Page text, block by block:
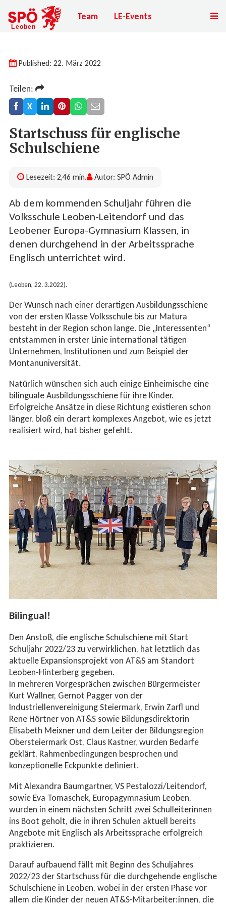
Team LE-Events
Published: 22. März 2022
Teilen:
X
Startschuss für englische
Schulschiene
Lesezeit: 2,46 min. Autor: SPÖ Admin
Ab dem kommenden Schuljahr führen die
Volksschule Leoben-Leitendorf und das
Leobener Europa-Gymnasium Klassen, in
denen durchgehend in der Arbeitssprache
Englisch unterrichtet wird.
(Leoben, 22. 3.2022).
Der Wunsch nach einer derartigen Ausbildungsschiene
von der ersten Klasse Volksschule bis zur Matura
besteht in der Region schon lange. Die „Interessenten“
entstammen in erster Linie international tätigen
Unternehmen, Institutionen und zum Beispiel der
Montanuniversität.
Natürlich wünschen sich auch einige Einheimische eine
bilinguale Ausbildungsschiene für ihre Kinder.
Erfolgreiche Ansätze in diese Richtung existieren schon
länger, bloß ein derart komplexes Angebot, wie es jetzt
realisiert wird, hat bisher gefehlt.
Bilingual!
Den Anstoß, die englische Schulschiene mit Start
Schuljahr 2022/23 zu verwirklichen, hat letztlich das
aktuelle Expansionsprojekt von AT&S am Standort
Leoben-Hinterberg gegeben.
In mehreren Vorgesprächen zwischen Bürgermeister
Kurt Wallner, Gernot Pagger von der
Industriellenvereinigung Steiermark, Erwin Zarfl und
Rene Hörtner von AT&S sowie Bildungsdirektorin
Elisabeth Meixner und dem Leiter der Bildungsregion
Obersteiermark Ost, Claus Kastner, wurden Bedarfe
geklärt, Rahmenbedingungen besprochen und
konzeptionelle Eckpunkte definiert.
Mit Alexandra Baumgartner, VS Pestalozzi/Leitendorf,
sowie Eva Tomaschek, Europagymnasium Leoben,
wurden in einem nächsten Schritt zwei Schulleiterinnen
ins Boot geholt, die in ihren Schulen aktuell bereits
Angebote mit Englisch als Arbeitssprache erfolgreich
praktizieren.
Darauf aufbauend fällt mit Beginn des Schuljahres
2022/23 der Startschuss für die durchgehende englische
Schulschiene in Leoben, wobei in der ersten Phase vor
allem die Kinder der neuen AT&S-Mitarbeiter:innen, die